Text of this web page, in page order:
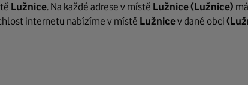
Lužnice. Na každé adrese v místě Lužnice(Lužnice)
internetu nabízíme v místě Lužnicev dané obci